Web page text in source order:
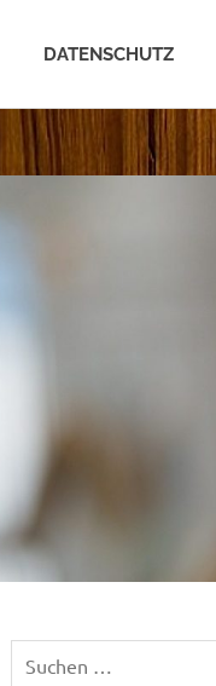
DATENSCHUTZ
Suchen